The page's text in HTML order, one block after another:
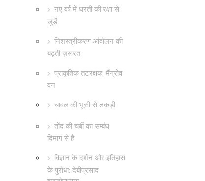
नए वर्ष में धरती की रक्षा से
जुड़ें
निशस्त्रीकरण आंदोलन की
बढ़ती ज़रूरत
प्राकृतिक तटरक्षक: मैंग्रोव
वन
चावल की भूसी से लकड़ी
तोंद की चर्बी का सम्बंध
दिमाग से है
विज्ञान के दर्शन और इतिहास
के पुरोधा: देबीप्रसाद